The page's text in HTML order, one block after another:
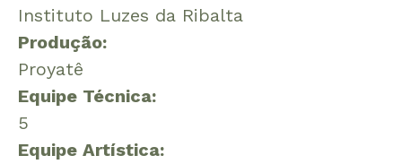
Instituto Luzes da Ribalta
Produção:
Proyatê
Equipe Técnica:
5
Equipe Artística: